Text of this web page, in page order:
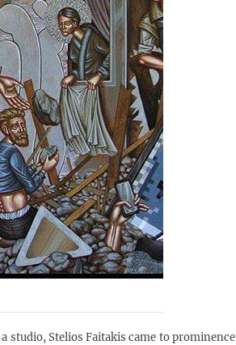
studio, Stelios Faitakis came to prominence